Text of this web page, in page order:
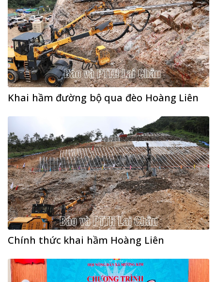
Khai hầm đường bộ qua đèo Hoàng Liên
Chính thức khai hầm Hoàng Liên